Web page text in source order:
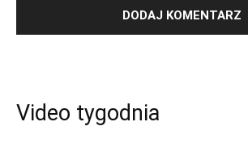
Video tygodnia